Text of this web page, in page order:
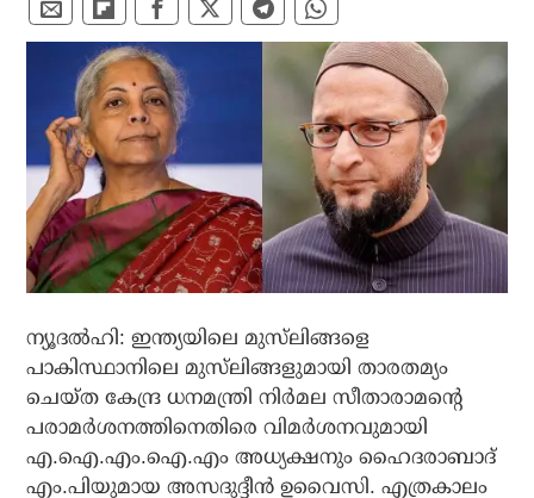
ന്യൂദല്‍ഹി: ഇന്ത്യയിലെ മുസ്‌ലിങ്ങളെ
പാകിസ്ഥാനിലെ മുസ്‌ലിങ്ങളുമായി താരതമ്യം
ചെയ്ത കേന്ദ്ര ധനമന്ത്രി നിര്‍മല സീതാരാമന്റെ
പരാമര്‍ശനത്തിനെതിരെ വിമര്‍ശനവുമായി
എ.ഐ.എം.ഐ.എം അധ്യക്ഷനും ഹൈദരാബാദ്
എം.പിയുമായ അസദുദ്ദീന്‍ ഉവൈസി. എത്രകാലം